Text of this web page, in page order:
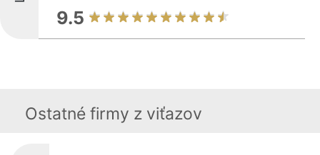
9.5
Ostatné firmy z viťazov